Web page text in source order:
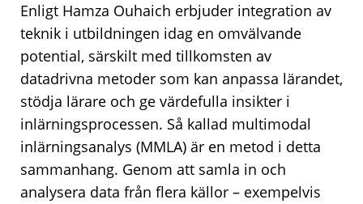
Enligt Hamza Ouhaich erbjuder integration av
teknik i utbildningen idag en omvälvande
potential, särskilt med tillkomsten av
datadrivna metoder som kan anpassa lärandet,
stödja lärare och ge värdefulla insikter i
inlärningsprocessen. Så kallad multimodal
inlärningsanalys (MMLA) är en metod i detta
sammanhang. Genom att samla in och
analysera data från flera källor – exempelvis